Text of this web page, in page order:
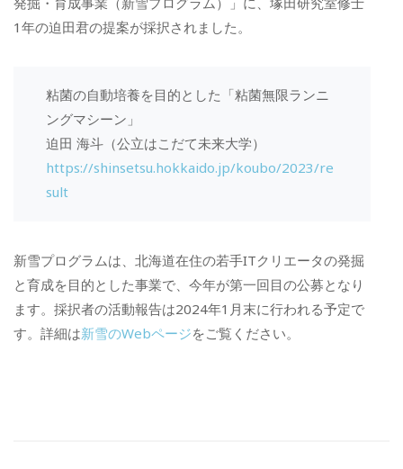
1年の迫田君の提案が採択されました。
粘菌の自動培養を目的とした「粘菌無限ランニ
ングマシーン」
迫田 海斗（公立はこだて未来大学）
https://shinsetsu.hokkaido.jp/koubo/2023/re
sult
新雪プログラムは、北海道在住の若手ITクリエータの発掘
と育成を目的とした事業で、今年が第一回目の公募となり
ます。採択者の活動報告は2024年1月末に行われる予定で
す。詳細は新雪のWebページをご覧ください。